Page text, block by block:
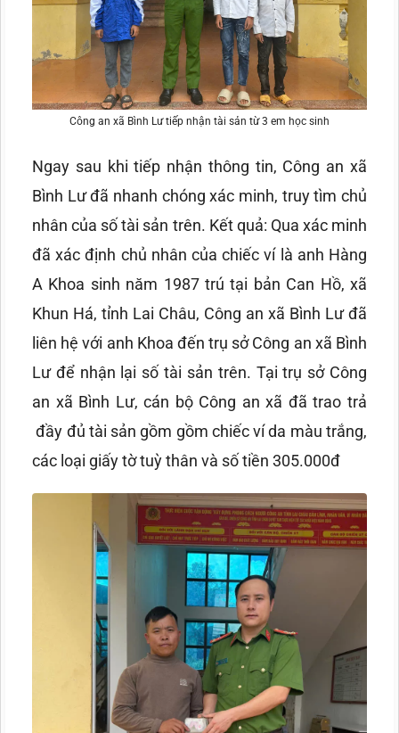
Công an xã Bình Lư tiếp nhận tài sản từ 3 em học sinh
Ngay sau khi tiếp nhận thông tin, Công an xã
Bình Lư đã nhanh chóng xác minh, truy tìm chủ
nhân của số tài sản trên. Kết quả: Qua xác minh
đã xác định chủ nhân của chiếc ví là anh Hàng
A Khoa sinh năm 1987 trú tại bản Can Hồ, xã
Khun Há, tỉnh Lai Châu, Công an xã Bình Lư đã
liên hệ với anh Khoa đến trụ sở Công an xã Bình
Lư để nhận lại số tài sản trên. Tại trụ sở Công
an xã Bình Lư, cán bộ Công an xã đã trao trả
đầy đủ tài sản gồm gồm chiếc ví da màu trắng,
các loại giấy tờ tuỳ thân và số tiền 305.000đ